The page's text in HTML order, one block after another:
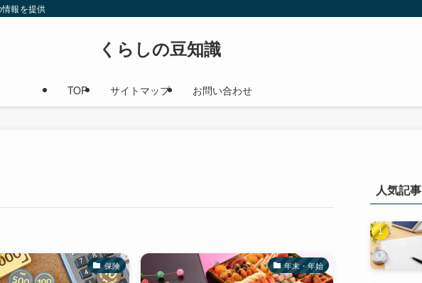
報を提供
くらしの豆知識
TOP サイトマップ お問い合わせ
保険 年末・年始
人気記事